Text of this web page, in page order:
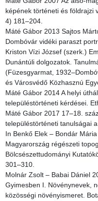
képének történeti és földrajzi
4) 181–204.
Máté Gábor 2013 Sajtos
Dombóvár vidéki paraszt
Kriston Vízi József (szerk.)
Dunántúli dolgozatok.
(Füzesgyarmat,
és Városvédő Közhasznú
Máté Gábor 2014 A helyi
településtörténeti kérdései.
Máté Gábor 2017 17–18.
településtörténeti tanulságai
In Benkő Elek – Bondár
Magyarország régészeti
Bölcsészettudományi
301–310.
Molnár Zsolt – Babai Dániel
Gyimesben I. Növénynevek,
közösségi növényismeret.